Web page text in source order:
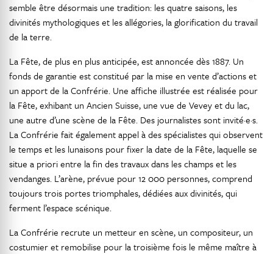
semble être désormais une tradition: les quatre saisons, les
divinités mythologiques et les allégories, la glorification du travail
de la terre.
La Fête, de plus en plus anticipée, est annoncée dès 1887. Un
fonds de garantie est constitué par la mise en vente d’actions et
un apport de la Confrérie. Une affiche illustrée est réalisée pour
la Fête, exhibant un Ancien Suisse, une vue de Vevey et du lac,
une autre d’une scène de la Fête. Des journalistes sont invité·e·s.
La Confrérie fait également appel à des spécialistes qui observent
le temps et les lunaisons pour fixer la date de la Fête, laquelle se
situe a priori entre la fin des travaux dans les champs et les
vendanges. L’arène, prévue pour 12 000 personnes, comprend
toujours trois portes triomphales, dédiées aux divinités, qui
ferment l’espace scénique.
La Confrérie recrute un metteur en scène, un compositeur, un
costumier et remobilise pour la troisième fois le même maître à